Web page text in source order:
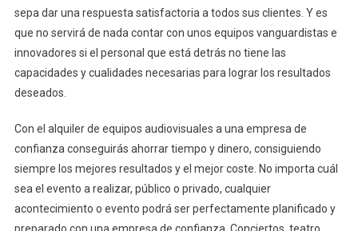
sepa dar una respuesta satisfactoria a todos sus clientes. Y es
que no servirá de nada contar con unos equipos vanguardistas e
innovadores si el personal que está detrás no tiene las
capacidades y cualidades necesarias para lograr los resultados
deseados.
Con el alquiler de equipos audiovisuales a una empresa de
confianza conseguirás ahorrar tiempo y dinero, consiguiendo
siempre los mejores resultados y el mejor coste. No importa cuál
sea el evento a realizar, público o privado, cualquier
acontecimiento o evento podrá ser perfectamente planificado y